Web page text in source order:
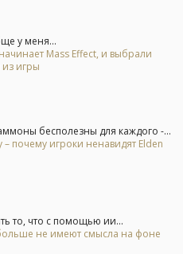
у меня...
Mass Effect, и выбрали
игры
бесполезны для каждого -...
– почему игроки ненавидят Elden
то, что с помощью ии...
не имеют смысла на фоне